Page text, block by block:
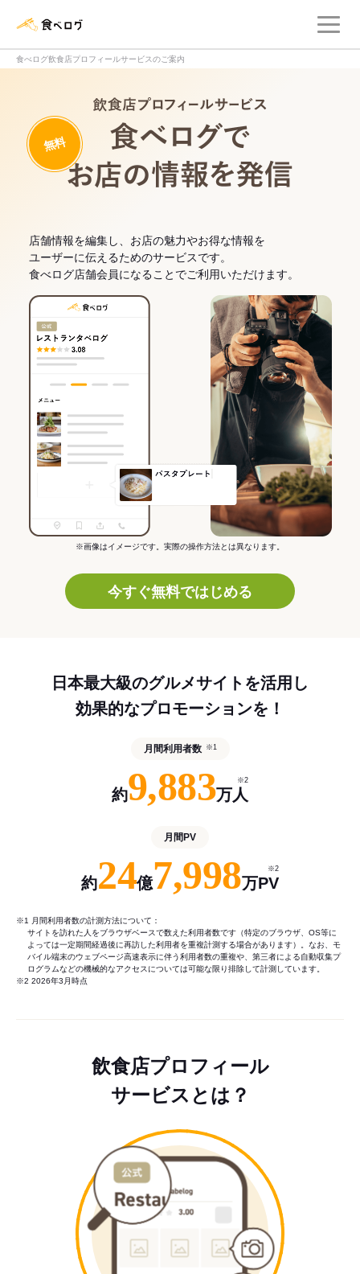
食べログ飲食店プロフィールサービスのご案内
無料
店舗情報を編集し、お店の魅力やお得な情報を
ユーザーに伝えるためのサービスです。
食べログ店舗会員になることでご利用いただけます。
※画像はイメージです。実際の操作方法とは異なります。
今すぐ無料ではじめる
日本最大級のグルメサイトを活用し
効果的なプロモーションを！
月間利用者数 ※1
約9,883万人
※2
月間PV
約24億7,998万PV
※2
※1 月間利用者数の計測方法について：
サイトを訪れた人をブラウザベースで数えた利用者数です（特定のブラウザ、OS等に
よっては一定期間経過後に再訪した利用者を重複計測する場合があります）。なお、モ
バイル端末のウェブページ高速表示に伴う利用者数の重複や、第三者による自動収集プ
ログラムなどの機械的なアクセスについては可能な限り排除して計測しています。
※2 2026年3月時点
飲食店プロフィール
サービスとは？